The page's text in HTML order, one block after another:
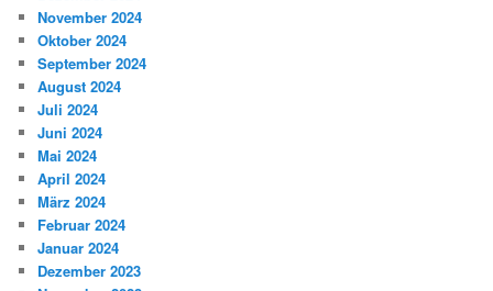
November 2024
Oktober 2024
September 2024
August 2024
Juli 2024
Juni 2024
Mai 2024
April 2024
März 2024
Februar 2024
Januar 2024
Dezember 2023